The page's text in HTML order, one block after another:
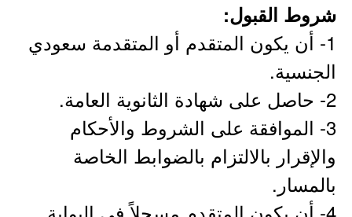
شروط القبول:
1- أن يكون المتقدم أو المتقدمة سعودي
الجنسية.
2- حاصل على شهادة الثانوية العامة.
3- الموافقة على الشروط والأحكام
والإقرار بالالتزام بالضوابط الخاصة
بالمسار.